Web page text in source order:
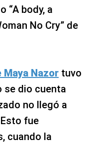
“A body, a
No Cry” de
Maya Nazor tuvo
se dio cuenta
no llegó a
fue
cuando la